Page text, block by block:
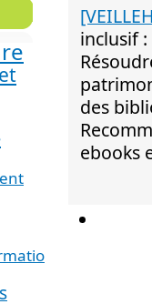
inclusif
des
ebooks